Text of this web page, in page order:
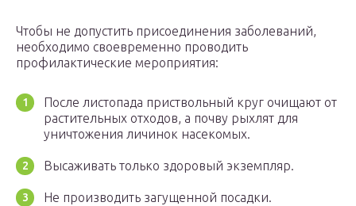
Чтобы не допустить присоединения заболеваний,
необходимо своевременно проводить
профилактические мероприятия:
После листопада приствольный круг очищают от
растительных отходов, а почву рыхлят для
уничтожения личинок насекомых.
Высаживать только здоровый экземпляр.
Не производить загущенной посадки.